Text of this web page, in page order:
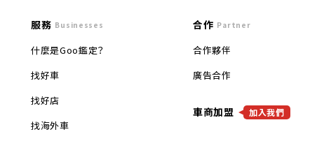
服務 Businesses
什麼是Goo鑑定？
找好車
找好店
找海外車
合作 Partner
合作夥伴
廣告合作
車商加盟 加入我們